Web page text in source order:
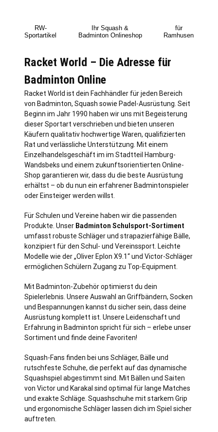
RW-
Sportartikel
Ihr Squash &
Badminton Onlineshop
für
Ramhusen
Racket World – Die Adresse für
Badminton Online
Racket World ist dein Fachhändler für jeden Bereich
von Badminton, Squash sowie Padel-Ausrüstung. Seit
Beginn im Jahr 1990 haben wir uns mit Begeisterung
dieser Sportart verschrieben und bieten unseren
Käufern qualitativ hochwertige Waren, qualifizierten
Rat und verlässliche Unterstützung. Mit einem
Einzelhandelsgeschäft im im Stadtteil Hamburg-
Wandsbeks und einem zukunftsorientierten Online-
Shop garantieren wir, dass du die beste Ausrüstung
erhältst – ob du nun ein erfahrener Badmintonspieler
oder Einsteiger werden willst.
Für Schulen und Vereine haben wir die passenden
Produkte. Unser Badminton Schulsport-Sortiment
umfasst robuste Schläger und strapazierfähige Bälle,
konzipiert für den Schul- und Vereinssport. Leichte
Modelle wie der „Oliver Eplon X9.1“ und Victor-Schläger
ermöglichen Schülern Zugang zu Top-Equipment.
Mit Badminton-Zubehör optimierst du dein
Spielerlebnis. Unsere Auswahl an Griffbändern, Socken
und Bespannungen kannst du sicher sein, dass deine
Ausrüstung komplett ist. Unsere Leidenschaft und
Erfahrung in Badminton spricht für sich – erlebe unser
Sortiment und finde deine Favoriten!
Squash-Fans finden bei uns Schläger, Bälle und
rutschfeste Schuhe, die perfekt auf das dynamische
Squashspiel abgestimmt sind. Mit Bällen und Saiten
von Victor und Karakal sind optimal für lange Matches
und exakte Schläge. Squashschuhe mit starkem Grip
und ergonomische Schläger lassen dich im Spiel sicher
auftreten.